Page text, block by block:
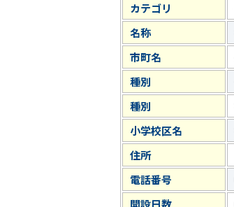
カテゴリ
名称
市町名
種別
種別
小学校区名
住所
電話番号
開設日数